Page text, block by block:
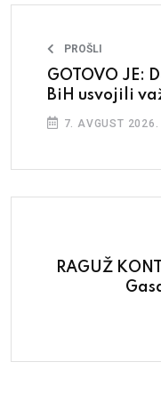
PROŠLI
GOTOVO JE:
BiH usvojili
7. AVGUST 2026.
RAGUŽ